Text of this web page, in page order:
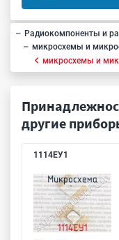
Радиокомпоненты и
микросхемы и
микросхемы и
другие
1114ЕУ1